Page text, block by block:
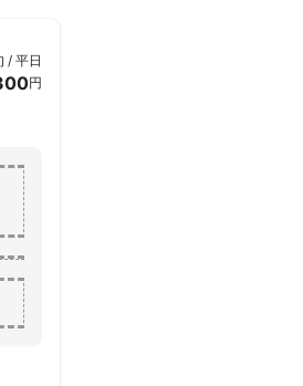
/ 平日
円